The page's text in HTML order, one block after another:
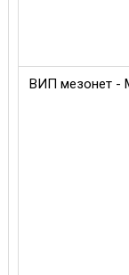
ВИП мезонет -